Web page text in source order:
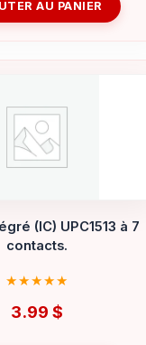
AU PANIER
(IC) UPC1513 à 7
contacts.
3.99 $